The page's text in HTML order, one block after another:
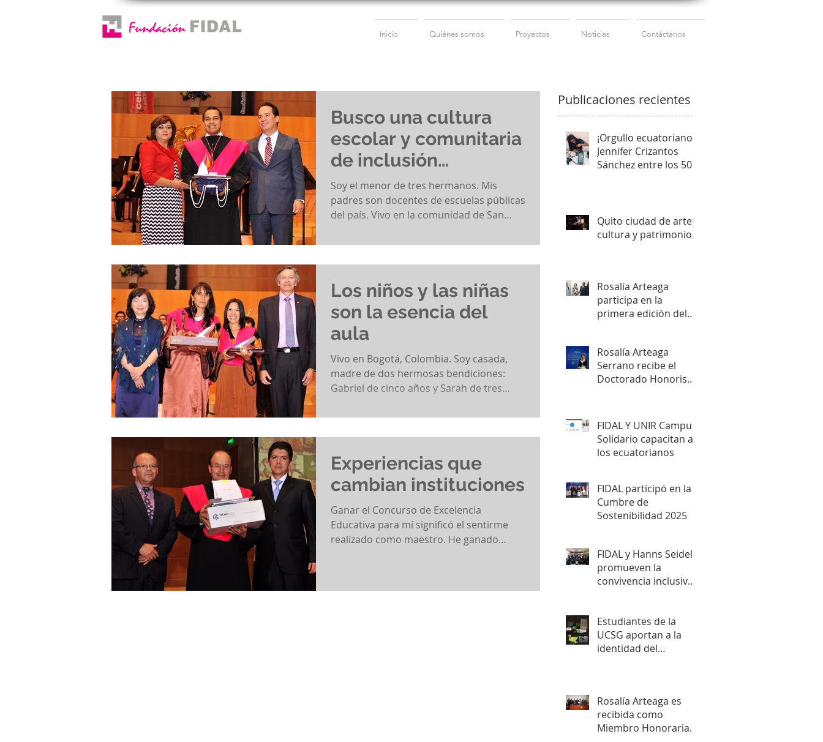
Inicio Quiénes somos Proyectos Noticias Contáctanos
Busco una cultura
escolar y comunitaria
de inclusión
educativa
Soy el menor de tres hermanos. Mis
padres son docentes de escuelas públicas
del país. Vivo en la comunidad de San
Los niños y las niñas
son la esencia del
aula
Vivo en Bogotá, Colombia. Soy casada,
madre de dos hermosas bendiciones:
Gabriel de cinco años y Sarah de tres
Experiencias que
cambian instituciones
Ganar el Concurso de Excelencia
Educativa para mí significó el sentirme
realizado como maestro. He ganado
Publicaciones recientes
¡Orgullo ecuatoriano!
Jennifer Crizantos
Sánchez entre los 50
Quito ciudad de arte,
cultura y patrimonio
Rosalía Arteaga
participa en la
primera edición del
Rosalía Arteaga
Serrano recibe el
Doctorado Honoris
Internacional de
Liderazgo
FIDAL Y UNIR Campus
Solidario capacitan a
los ecuatorianos
FIDAL participó en la
Cumbre de
Sostenibilidad 2025
FIDAL y Hanns Seidel
promueven la
convivencia inclusiva
Estudiantes de la
UCSG aportan a la
identidad del
Rosalía Arteaga es
recibida como
Miembro Honoraria